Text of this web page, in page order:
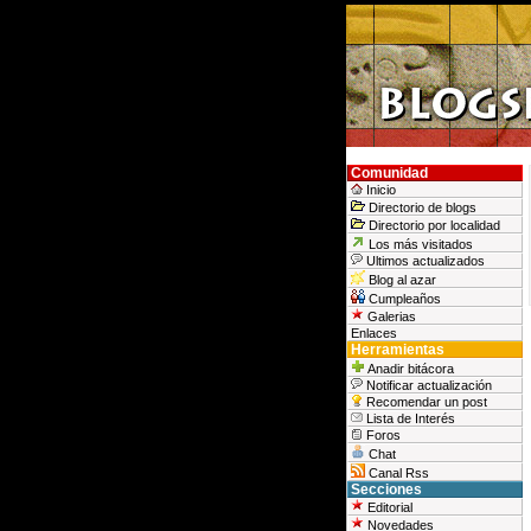
Comunidad
Inicio
Directorio de blogs
Directorio por localidad
Los más visitados
Ultimos actualizados
Blog al azar
Cumpleaños
Galerias
Enlaces
Herramientas
Anadir bitácora
Notificar actualización
Recomendar un post
Lista de Interés
Foros
Chat
Canal Rss
Secciones
Editorial
Novedades